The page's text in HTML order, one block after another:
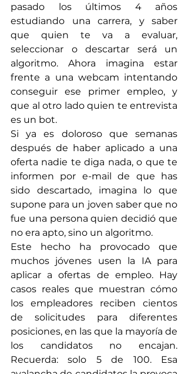
pasado los últimos 4 años
estudiando una carrera, y saber
que quien te va a evaluar,
seleccionar o descartar será un
algoritmo. Ahora imagina estar
frente a una webcam intentando
conseguir ese primer empleo, y
que al otro lado quien te entrevista
es un bot.
Si ya es doloroso que semanas
después de haber aplicado a una
oferta nadie te diga nada, o que te
informen por e-mail de que has
sido descartado, imagina lo que
supone para un joven saber que no
fue una persona quien decidió que
no era apto, sino un algoritmo.
Este hecho ha provocado que
muchos jóvenes usen la IA para
aplicar a ofertas de empleo. Hay
casos reales que muestran cómo
los empleadores reciben cientos
de solicitudes para diferentes
posiciones, en las que la mayoría de
los candidatos no encajan.
Recuerda: solo 5 de 100. Esa